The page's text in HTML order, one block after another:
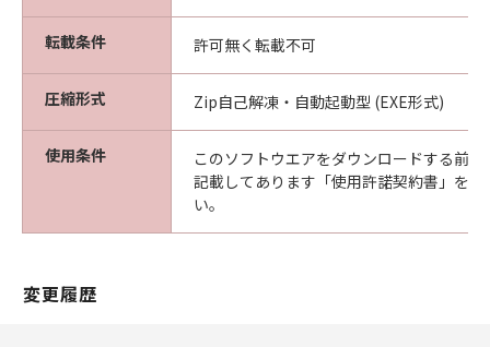
転載条件 許可無く転載不可
圧縮形式 Zip自己解凍・自動起動型 (EXE形式)
使用条件
このソフトウエアをダウンロードする前
記載してあります「使用許諾契約書」を
い。
変更履歴